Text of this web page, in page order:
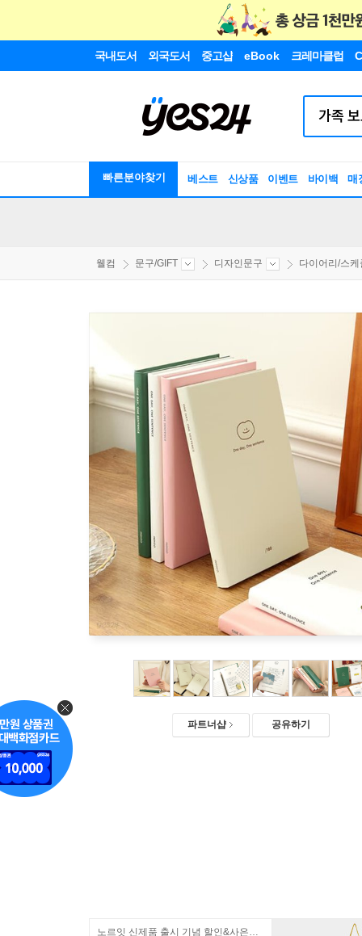
국내도서 외국도서 중고샵 eBook 크레마클럽
빠른분야찾기 베스트 신상품 이벤트 바이백 매
웰컴 문구/GIFT 디자인문구 다이어리/스케
파트너샵 공유하기
노르잇 신제품 출시 기념 할인&사은품 증정!